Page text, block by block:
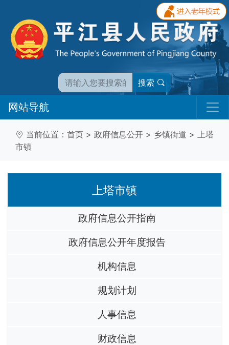
搜索
网站导航
当前位置： 首页 > 政府信息公开 > 乡镇街道 > 上塔
市镇
上塔市镇
政府信息公开指南
政府信息公开年度报告
机构信息
规划计划
人事信息
财政信息